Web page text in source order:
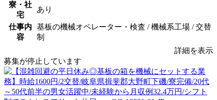
寮・社
宅
あり
仕事内
容
基板の機械オペレーター・検査 / 機械系工場 / 交替
制
詳細を表示
募集が停止しています